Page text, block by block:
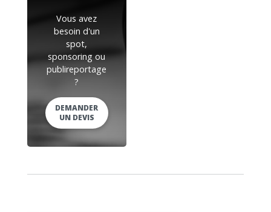
Vous avez
besoin d'un
spot,
sponsoring ou
publireportage
?
DEMANDER
UN DEVIS